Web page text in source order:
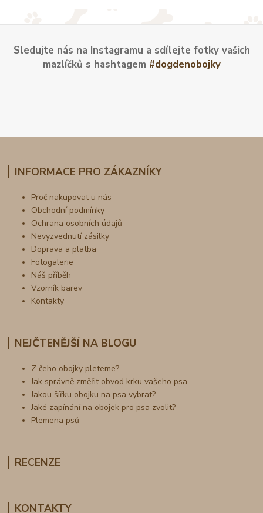
Sledujte nás na Instagramu a sdílejte fotky vašich
mazlíčků s hashtagem #dogdenobojky
INFORMACE PRO ZÁKAZNÍKY
Proč nakupovat u nás
Obchodní podmínky
Ochrana osobních údajů
Nevyzvednutí zásilky
Doprava a platba
Fotogalerie
Náš příběh
Vzorník barev
Kontakty
NEJČTENĚJŠÍ NA BLOGU
Z čeho obojky pleteme?
Jak správně změřit obvod krku vašeho psa
Jakou šířku obojku na psa vybrat?
Jaké zapínání na obojek pro psa zvolit?
Plemena psů
RECENZE
KONTAKTY